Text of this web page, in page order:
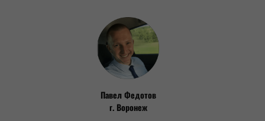
Павел Федотов
г. Воронеж